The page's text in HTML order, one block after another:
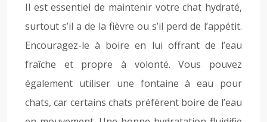
Il est essentiel de maintenir votre chat hydraté,
surtout s’il a de la fièvre ou s’il perd de l’appétit.
Encouragez-le à boire en lui offrant de l’eau
fraîche et propre à volonté. Vous pouvez
également utiliser une fontaine à eau pour
chats, car certains chats préfèrent boire de l’eau